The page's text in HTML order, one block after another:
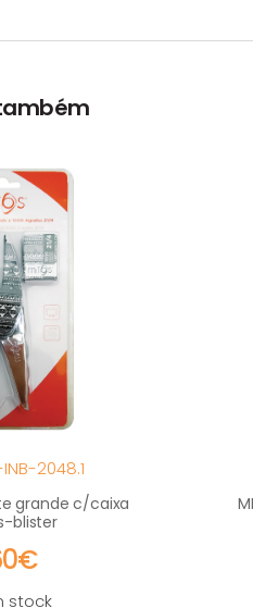
2048.1
grande c/caixa
blister
stock